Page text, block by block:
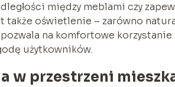
między meblami czy
także oświetlenie – zarówno
na komfortowe korzystanie
użytkowników.
w przestrzeni